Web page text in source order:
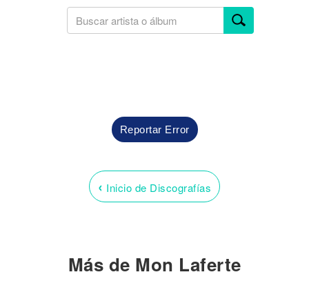
Reportar Error
‹ Inicio de Discografías
Más de Mon Laferte